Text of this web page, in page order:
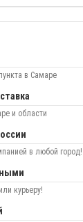
в Самаре
и области
в любой город!
курьеру!